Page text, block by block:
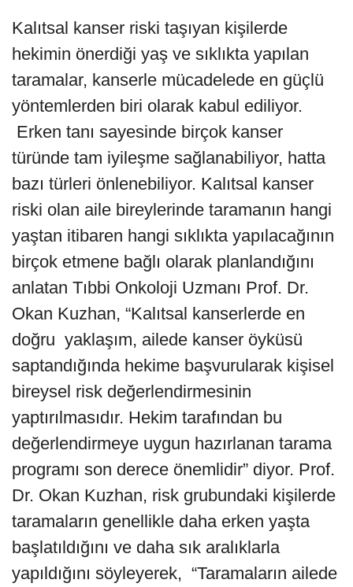
Kalıtsal kanser riski taşıyan kişilerde
hekimin önerdiği yaş ve sıklıkta yapılan
taramalar, kanserle mücadelede en güçlü
yöntemlerden biri olarak kabul ediliyor.
Erken tanı sayesinde birçok kanser
türünde tam iyileşme sağlanabiliyor, hatta
bazı türleri önlenebiliyor. Kalıtsal kanser
riski olan aile bireylerinde taramanın hangi
yaştan itibaren hangi sıklıkta yapılacağının
birçok etmene bağlı olarak planlandığını
anlatan Tıbbi Onkoloji Uzmanı Prof. Dr.
Okan Kuzhan, “Kalıtsal kanserlerde en
doğru yaklaşım, ailede kanser öyküsü
saptandığında hekime başvurularak kişisel
bireysel risk değerlendirmesinin
yaptırılmasıdır. Hekim tarafından bu
değerlendirmeye uygun hazırlanan tarama
programı son derece önemlidir” diyor. Prof.
Dr. Okan Kuzhan, risk grubundaki kişilerde
taramaların genellikle daha erken yaşta
başlatıldığını ve daha sık aralıklarla
yapıldığını söyleyerek, “Taramaların ailede